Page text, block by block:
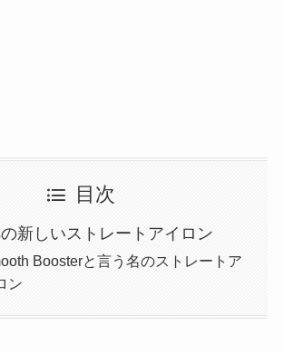
目次
新しいストレートアイロン
Boosterと言う名のストレートア
ン